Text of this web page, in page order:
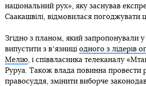
національний рух», яку заснував
Саакашвілі, відмовилася погоджувати
Згідно з планом, який запропонували
випустити з вʼязниці одного з лідерів
Мелію, і співвласника телеканалу
Руруа. Також влада повинна провести
правосуддя, змінити виборче